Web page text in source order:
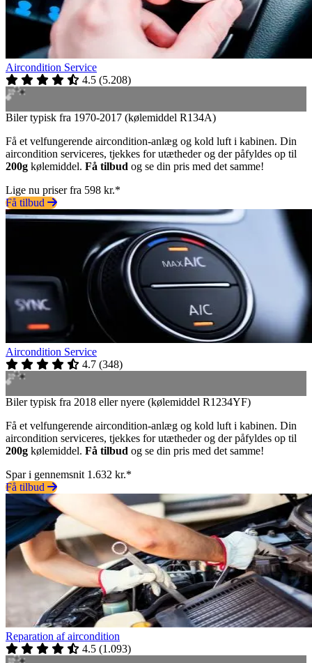
Aircondition Service
4.5 (5.208)
Biler typisk fra 1970-2017 (kølemiddel R134A)
Få et velfungerende aircondition-anlæg og kold luft i kabinen. Din
aircondition serviceres, tjekkes for utætheder og der påfyldes op til
200g kølemiddel. Få tilbud og se din pris med det samme!
Lige nu priser fra 598 kr.*
Få tilbud
Aircondition Service
4.7 (348)
Biler typisk fra 2018 eller nyere (kølemiddel R1234YF)
Få et velfungerende aircondition-anlæg og kold luft i kabinen. Din
aircondition serviceres, tjekkes for utætheder og der påfyldes op til
200g kølemiddel. Få tilbud og se din pris med det samme!
Spar i gennemsnit 1.632 kr.*
Få tilbud
Reparation af aircondition
4.5 (1.093)